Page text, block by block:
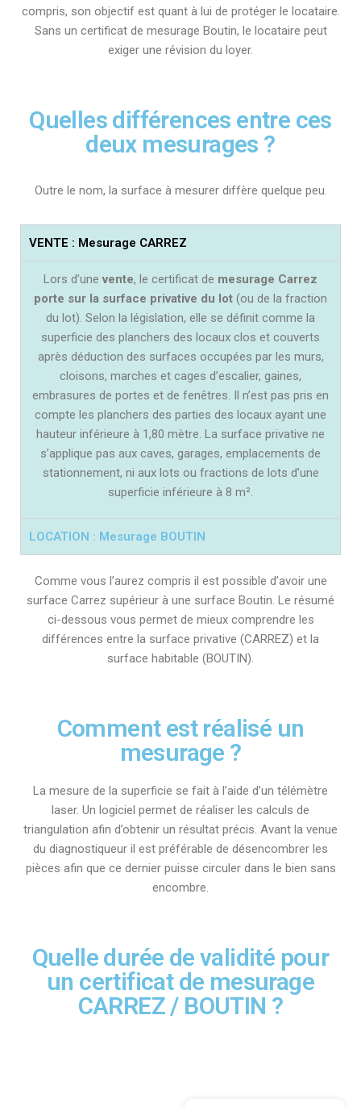
compris, son objectif est quant à lui de protéger le locataire.
Sans un certificat de mesurage Boutin, le locataire peut
exiger une révision du loyer.
Quelles différences entre ces
deux mesurages ?
Outre le nom, la surface à mesurer diffère quelque peu.
VENTE : Mesurage CARREZ
Lors d’une vente, le certificat de mesurage Carrez
porte sur la surface privative du lot (ou de la fraction
du lot). Selon la législation, elle se définit comme la
superficie des planchers des locaux clos et couverts
après déduction des surfaces occupées par les murs,
cloisons, marches et cages d’escalier, gaines,
embrasures de portes et de fenêtres. Il n’est pas pris en
compte les planchers des parties des locaux ayant une
hauteur inférieure à 1,80 mètre. La surface privative ne
s’applique pas aux caves, garages, emplacements de
stationnement, ni aux lots ou fractions de lots d’une
superficie inférieure à 8 m².
LOCATION : Mesurage BOUTIN
Comme vous l’aurez compris il est possible d’avoir une
surface Carrez supérieur à une surface Boutin. Le résumé
ci-dessous vous permet de mieux comprendre les
différences entre la surface privative (CARREZ) et la
surface habitable (BOUTIN).
Comment est réalisé un
mesurage ?
La mesure de la superficie se fait à l’aide d’un télémètre
laser. Un logiciel permet de réaliser les calculs de
triangulation afin d’obtenir un résultat précis. Avant la venue
du diagnostiqueur il est préférable de désencombrer les
pièces afin que ce dernier puisse circuler dans le bien sans
encombre.
Quelle durée de validité pour
un certificat de mesurage
CARREZ / BOUTIN ?